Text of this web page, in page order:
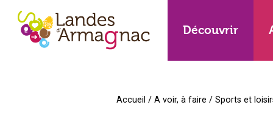
Découvrir
Accueil / A voir, à faire / Sports et